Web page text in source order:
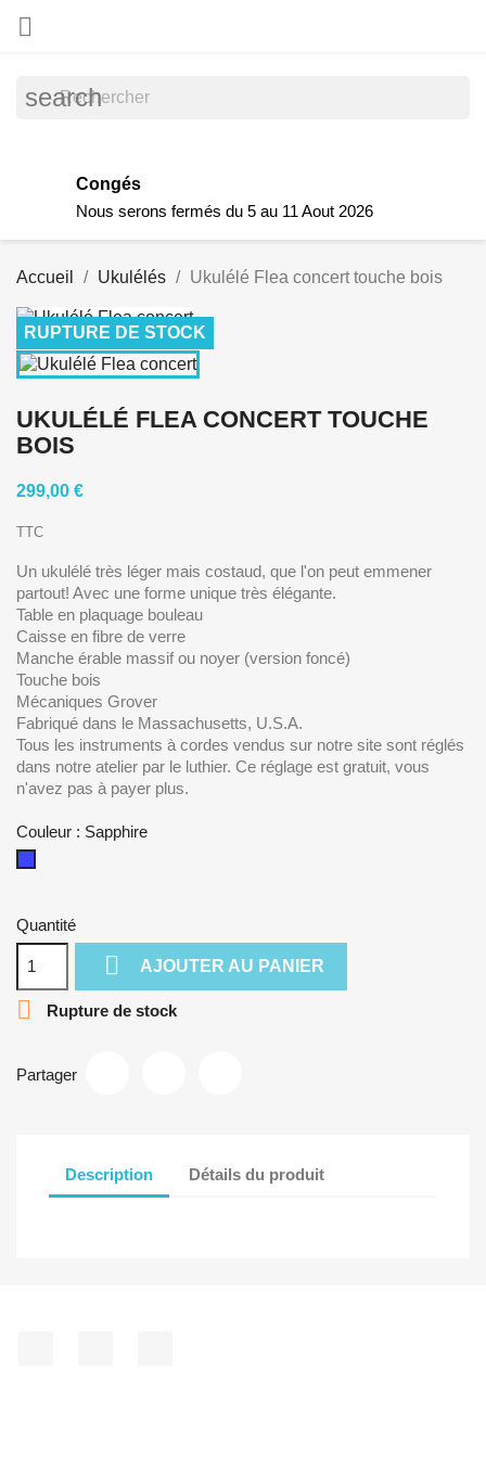

search
Congés
Nous serons fermés du 5 au 11 Aout 2026
Accueil Ukulélés Ukulélé Flea concert touche bois
RUPTURE DE STOCK
UKULÉLÉ FLEA CONCERT TOUCHE
BOIS
299,00 €
TTC
Un ukulélé très léger mais costaud, que l'on peut emmener
partout! Avec une forme unique très élégante.
Table en plaquage bouleau
Caisse en fibre de verre
Manche érable massif ou noyer (version foncé)
Touche bois
Mécaniques Grover
Fabriqué dans le Massachusetts, U.S.A.
Tous les instruments à cordes vendus sur notre site sont réglés
dans notre atelier par le luthier. Ce réglage est gratuit, vous
n'avez pas à payer plus.
Couleur : Sapphire
Quantité
 AJOUTER AU PANIER
 Rupture de stock
Partager
Description Détails du produit